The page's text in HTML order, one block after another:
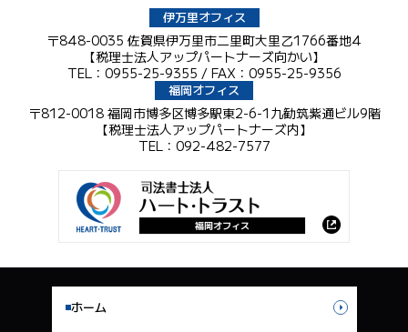
伊万里オフィス
〒848-0035 佐賀県伊万里市二里町大里乙1766番地4
【税理士法人アップパートナーズ向かい】
TEL：0955-25-9355 / FAX：0955-25-9356
福岡オフィス
〒812-0018 福岡市博多区博多駅東2-6-1九勧筑紫通ビル9階
【税理士法人アップパートナーズ内】
TEL：092-482-7577
ホーム